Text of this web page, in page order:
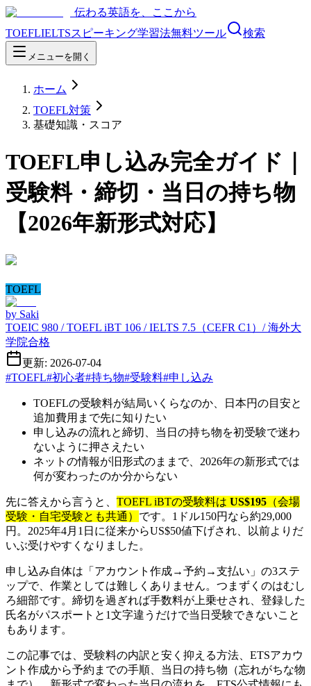
伝わる英語を、ここから
TOEFLIELTSスピーキング学習法無料ツール 検索
メニューを開く
ホーム
TOEFL対策
基礎知識・スコア
TOEFL申し込み完全ガイド｜
受験料・締切・当日の持ち物
【2026年新形式対応】
TOEFL
by Saki
TOEIC 980 / TOEFL iBT 106 / IELTS 7.5（CEFR C1）/ 海外大
学院合格
更新: 2026-07-04
#TOEFL#初心者#持ち物#受験料#申し込み
TOEFLの受験料が結局いくらなのか、日本円の目安と
追加費用まで先に知りたい
申し込みの流れと締切、当日の持ち物を初受験で迷わ
ないように押さえたい
ネットの情報が旧形式のままで、2026年の新形式では
何が変わったのか分からない
先に答えから言うと、 TOEFL iBTの受験料は US$195 （会場
受験・自宅受験とも共通） です。1ドル150円なら約29,000
円。2025年4月1日に従来からUS$50値下げされ、以前よりだ
いぶ受けやすくなりました。
申し込み自体は「アカウント作成→予約→支払い」の3ステ
ップで、作業としては難しくありません。つまずくのはむし
ろ細部です。締切を過ぎれば手数料が上乗せされ、登録した
氏名がパスポートと1文字違うだけで当日受験できないこと
もあります。
この記事では、受験料の内訳と安く抑える方法、ETSアカウ
ント作成から予約までの手順、当日の持ち物（忘れがちな物